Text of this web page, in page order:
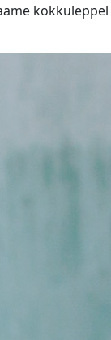
kokkuleppel